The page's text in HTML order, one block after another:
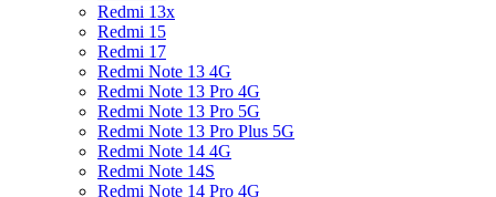
Redmi 13x
Redmi 15
Redmi 17
Redmi Note 13 4G
Redmi Note 13 Pro 4G
Redmi Note 13 Pro 5G
Redmi Note 13 Pro Plus 5G
Redmi Note 14 4G
Redmi Note 14S
Redmi Note 14 Pro 4G